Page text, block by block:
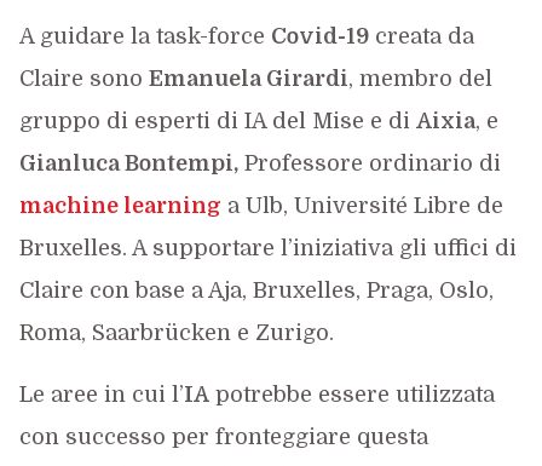
A guidare la task-force Covid-19creata da
Claire sono Emanuela Girardi, membro del
gruppo di esperti di IA del Mise e di Aixia, e
Gianluca Bontempi,Professore ordinario di
machine learning a Ulb, Université Libre de
Bruxelles. A supportare l’iniziativa gli uffici di
Claire con base a Aja, Bruxelles, Praga, Oslo,
Roma, Saarbrücken e Zurigo.
Le aree in cui l’IApotrebbe essere utilizzata
con successo per fronteggiare questa